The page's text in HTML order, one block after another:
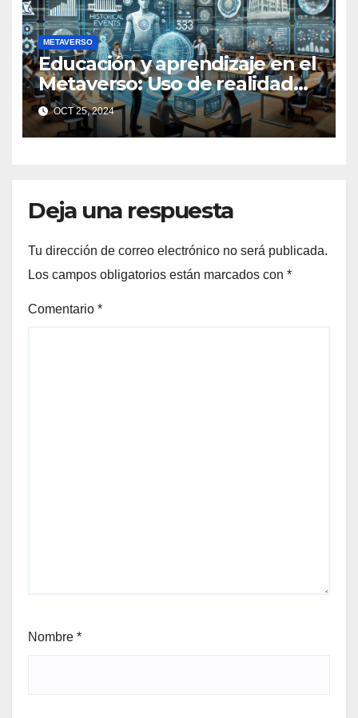
METAVERSO
Educación y aprendizaje en el
Metaverso: Uso de realidad
aumentada e IA en entornos
educativos virtuales
OCT 25, 2024
Deja una respuesta
Tu dirección de correo electrónico no será publicada.
Los campos obligatorios están marcados con *
Comentario *
Nombre *